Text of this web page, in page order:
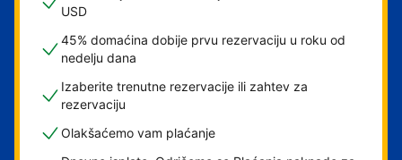
USD
45% domaćina dobije prvu rezervaciju u roku od
nedelju dana
Izaberite trenutne rezervacije ili zahtev za
rezervaciju
Olakšaćemo vam plaćanje